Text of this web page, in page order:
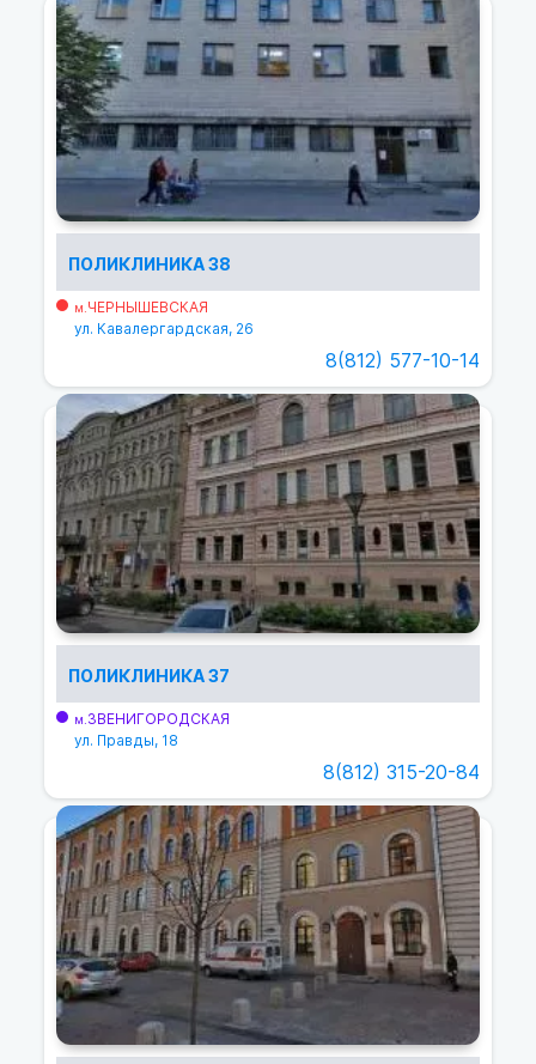
ПОЛИКЛИНИКА 38
м.ЧЕРНЫШЕВСКАЯ
ул. Кавалергардская, 26
8(812) 577-10-14
ПОЛИКЛИНИКА 37
м.ЗВЕНИГОРОДСКАЯ
ул. Правды, 18
8(812) 315-20-84